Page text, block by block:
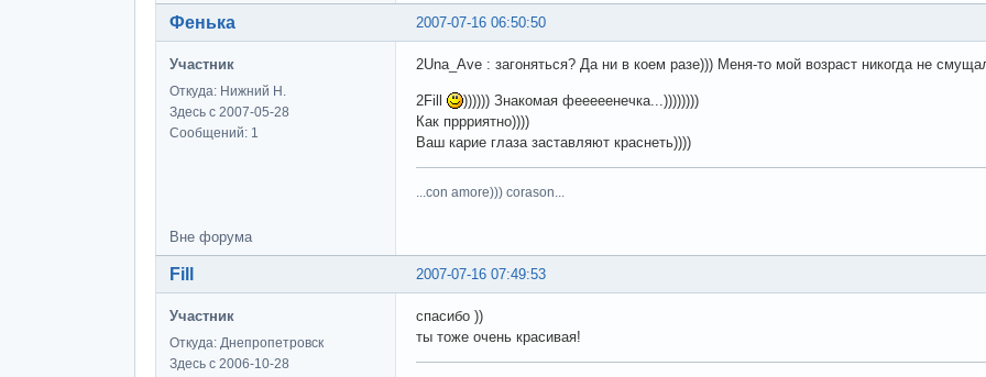
2007-07-16 06:50:50
Фенька
Участник
Откуда: Нижний Н.
Здесь с 2007-05-28
Сообщений: 1
2Una_Ave : загоняться? Да ни в коем разе))) Меня-то мой возраст никогда не
2Fill
)))))) Знакомая фееееенечка...))))))))
Как пррриятно))))
Ваш карие глаза заставляют краснеть))))
...con amore))) corason...
Вне форума
2007-07-16 07:49:53
Fill
Участник
Откуда: Днепропетровск
Здесь с 2006-10-28
спасибо ))
ты тоже очень красивая!